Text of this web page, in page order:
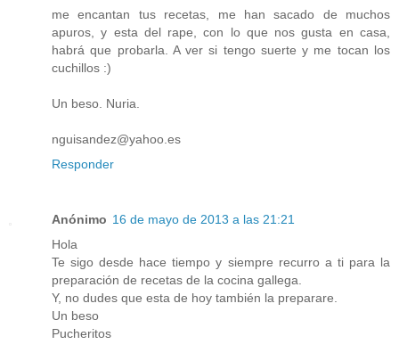
me encantan tus recetas, me han sacado de muchos
apuros, y esta del rape, con lo que nos gusta en casa,
habrá que probarla. A ver si tengo suerte y me tocan los
cuchillos :)
Un beso. Nuria.
nguisandez@yahoo.es
Responder
Anónimo 16 de mayo de 2013 a las 21:21
Hola
Te sigo desde hace tiempo y siempre recurro a ti para la
preparación de recetas de la cocina gallega.
Y, no dudes que esta de hoy también la preparare.
Un beso
Pucheritos